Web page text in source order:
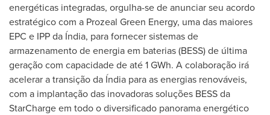
energéticas integradas, orgulha-se de anunciar seu acordo
estratégico com a Prozeal Green Energy, uma das maiores
EPC e IPP da Índia, para fornecer sistemas de
armazenamento de energia em baterias (BESS) de última
geração com capacidade de até 1 GWh. A colaboração irá
acelerar a transição da Índia para as energias renováveis,
com a implantação das inovadoras soluções BESS da
StarCharge em todo o diversificado panorama energético